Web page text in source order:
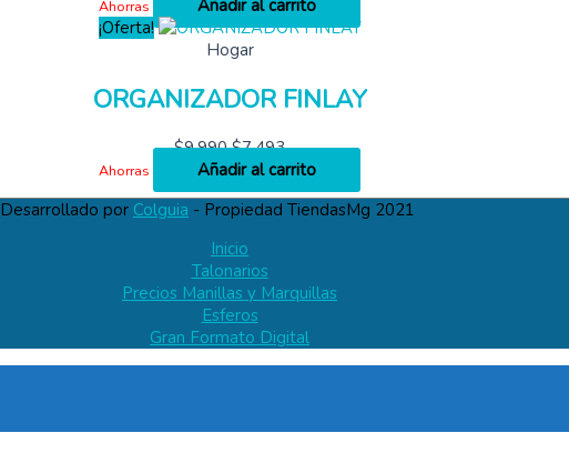
Ahorras
Añadir al carrito
¡Oferta!
Hogar
ORGANIZADOR FINLAY
$9,990 $7,493
Ahorras
Añadir al carrito
Desarrollado por Colguia - Propiedad TiendasMg 2021
Inicio
Talonarios
Precios Manillas y Marquillas
Esferos
Gran Formato Digital